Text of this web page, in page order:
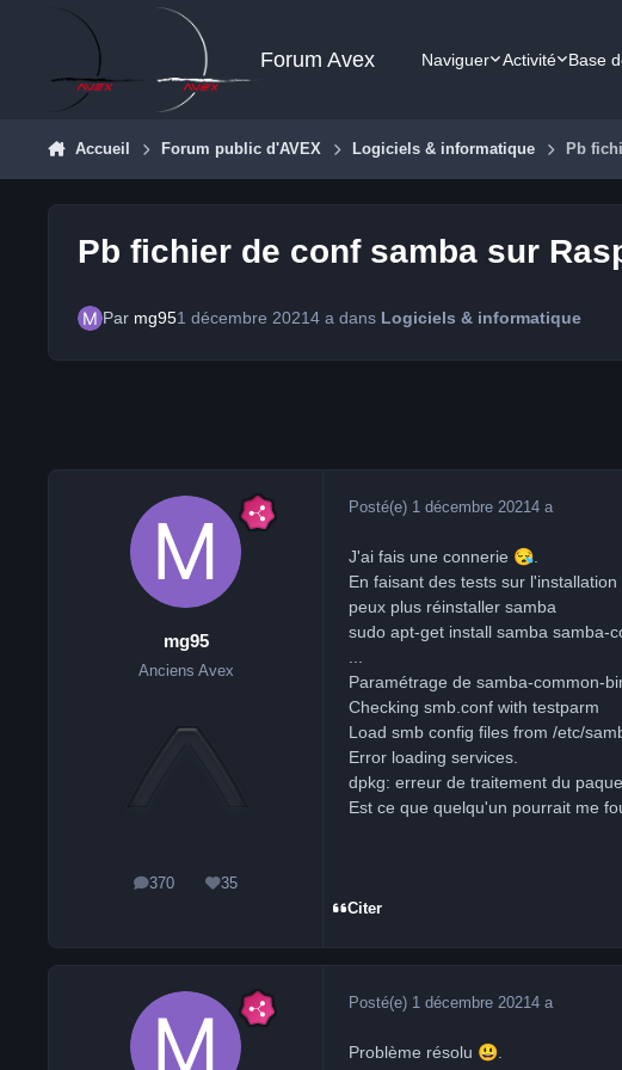
Aller au contenu
Forum Avex Naviguer Activité Base
Accueil Forum public d'AVEX Logiciels & informatique Pb
Pb fichier de conf samba sur
Par mg951 décembre 20214 adans Logiciels & informatique
mg95
Anciens Avex
370
messages35
Réputation
Posté(e) 1 décembre 20214 a
J'ai fais une connerie 😪
En faisant des tests sur
peux plus réinstaller samba
sudo apt-get install samba samba-
Paramétrage de samba-common-
Checking smb.conf with testparm
Load smb config files from /etc/
Error loading services.
dpkg: erreur de traitement du
Est ce que quelqu'un pourrait me
Citer
Posté(e) 1 décembre 20214 a
Problème résolu 😃